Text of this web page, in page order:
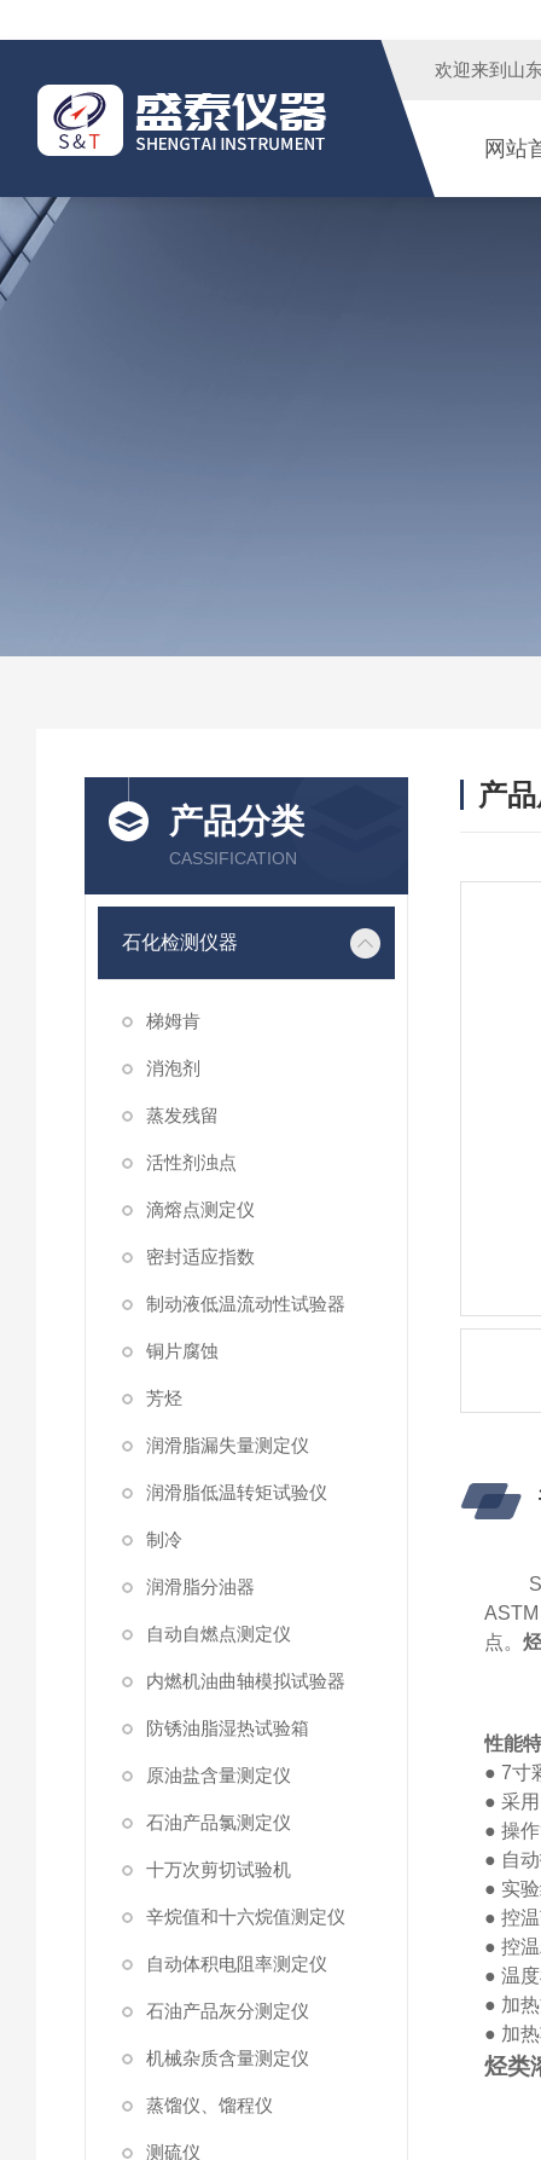
欢迎来到 山
网站
产品分类
CASSIFICATION
石化检测仪器
梯姆肯
消泡剂
蒸发残留
活性剂浊点
滴熔点测定仪
密封适应指数
制动液低温流动性试验器
铜片腐蚀
芳烃
润滑脂漏失量测定仪
润滑脂低温转矩试验仪
制冷
润滑脂分油器
自动自燃点测定仪
内燃机油曲轴模拟试验器
防锈油脂湿热试验箱
原油盐含量测定仪
石油产品氯测定仪
十万次剪切试验机
辛烷值和十六烷值测定仪
自动体积电阻率测定仪
石油产品灰分测定仪
机械杂质含量测定仪
蒸馏仪、馏程仪
测硫仪
产
点。
性能
● 7寸
● 采
● 操
● 自
● 实
● 控
● 控
● 温
● 加
● 加
烃类